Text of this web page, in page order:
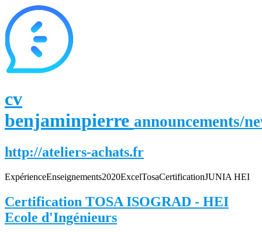
cv
benjaminpierre announcements/
http://ateliers-achats.fr
ExpérienceEnseignements2020ExcelTosaCertificationJUNIA HEI
Certification TOSA ISOGRAD - HEI
Ecole d'Ingénieurs